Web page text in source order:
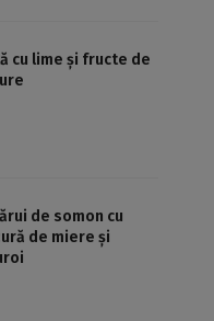
cu lime și fructe de
de somon cu
de miere și